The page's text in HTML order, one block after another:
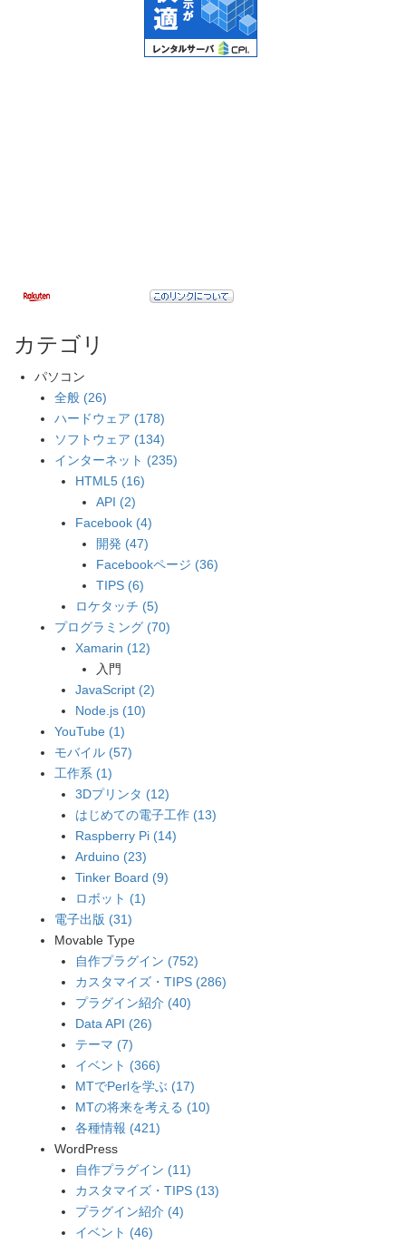
カテゴリ
パソコン
全般 (26)
ハードウェア (178)
ソフトウェア (134)
インターネット (235)
HTML5 (16)
API (2)
Facebook (4)
開発 (47)
Facebookページ (36)
TIPS (6)
ロケタッチ (5)
プログラミング (70)
Xamarin (12)
入門
JavaScript (2)
Node.js (10)
YouTube (1)
モバイル (57)
工作系 (1)
3Dプリンタ (12)
はじめての電子工作 (13)
Raspberry Pi (14)
Arduino (23)
Tinker Board (9)
ロボット (1)
電子出版 (31)
Movable Type
自作プラグイン (752)
カスタマイズ・TIPS (286)
プラグイン紹介 (40)
Data API (26)
テーマ (7)
イベント (366)
MTでPerlを学ぶ (17)
MTの将来を考える (10)
各種情報 (421)
WordPress
自作プラグイン (11)
カスタマイズ・TIPS (13)
プラグイン紹介 (4)
イベント (46)